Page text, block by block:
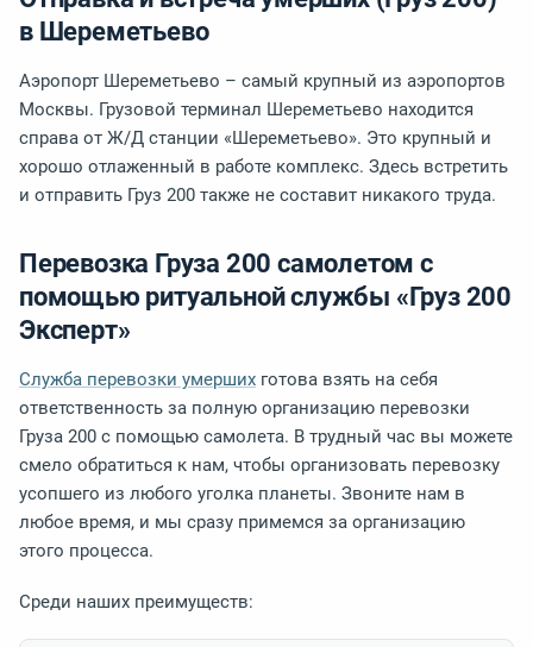
в Шереметьево
Аэропорт Шереметьево – самый крупный из аэропортов
Москвы. Грузовой терминал Шереметьево находится
справа от Ж/Д станции «Шереметьево». Это крупный и
хорошо отлаженный в работе комплекс. Здесь встретить
и отправить Груз 200 также не составит никакого труда.
Перевозка Груза 200 самолетом с
помощью ритуальной службы «Груз 200
Эксперт»
Служба перевозки умерших готова взять на себя
ответственность за полную организацию перевозки
Груза 200 с помощью самолета. В трудный час вы можете
смело обратиться к нам, чтобы организовать перевозку
усопшего из любого уголка планеты. Звоните нам в
любое время, и мы сразу примемся за организацию
этого процесса.
Среди наших преимуществ: